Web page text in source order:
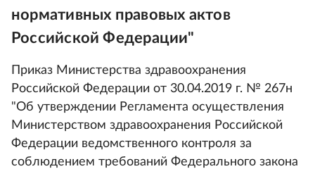
нормативных правовых актов
Российской Федерации"
Приказ Министерства здравоохранения
Российской Федерации от 30.04.2019 г. № 267н
"Об утверждении Регламента осуществления
Министерством здравоохранения Российской
Федерации ведомственного контроля за
соблюдением требований Федерального закона